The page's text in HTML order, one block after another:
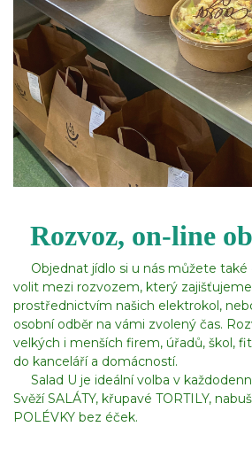
Rozvoz, on-line
Objednat jídlo si u nás můžete také
volit mezi rozvozem, který
prostřednictvím našich elektrokol,
osobní odběr na vámi zvolený čas.
velkých i menších firem, úřadů, škol,
do kanceláří a domácností.
Salad U je ideální volba v
Svěží SALÁTY, křupavé TORTILY,
POLÉVKY bez éček.